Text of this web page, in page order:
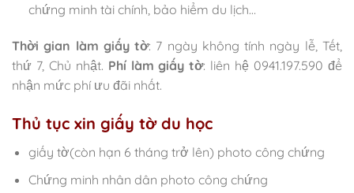
chứng minh tài chính, bảo hiểm du lịch…
Thời gian làm giấy tờ: 7 ngày không tính ngày lễ, Tết,
thứ 7, Chủ nhật. Phí làm giấy tờ: liên hệ 0941.197.590 để
nhận mức phí ưu đãi nhất.
Thủ tục xin giấy tờ du học
giấy tờ(còn hạn 6 tháng trở lên) photo công chứng
Chứng minh nhân dân photo công chứng